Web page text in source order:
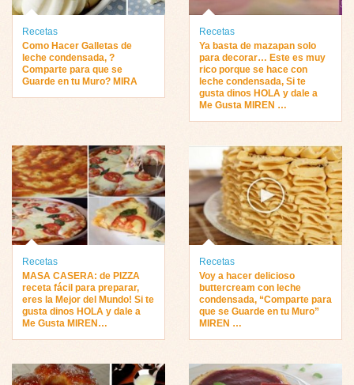
Recetas
Como Hacer Galletas de
leche condensada, ?
Comparte para que se
Guarde en tu Muro? MIRA
Recetas
Ya basta de mazapan solo
para decorar… Este es muy
rico porque se hace con
leche condensada, Si te
gusta dinos HOLA y dale a
Me Gusta MIREN …
Recetas
MASA CASERA: de PIZZA
receta fácil para preparar,
eres la Mejor del Mundo! Si te
gusta dinos HOLA y dale a
Me Gusta MIREN…
Recetas
Voy a hacer delicioso
buttercream con leche
condensada, “Comparte para
que se Guarde en tu Muro”
MIREN …